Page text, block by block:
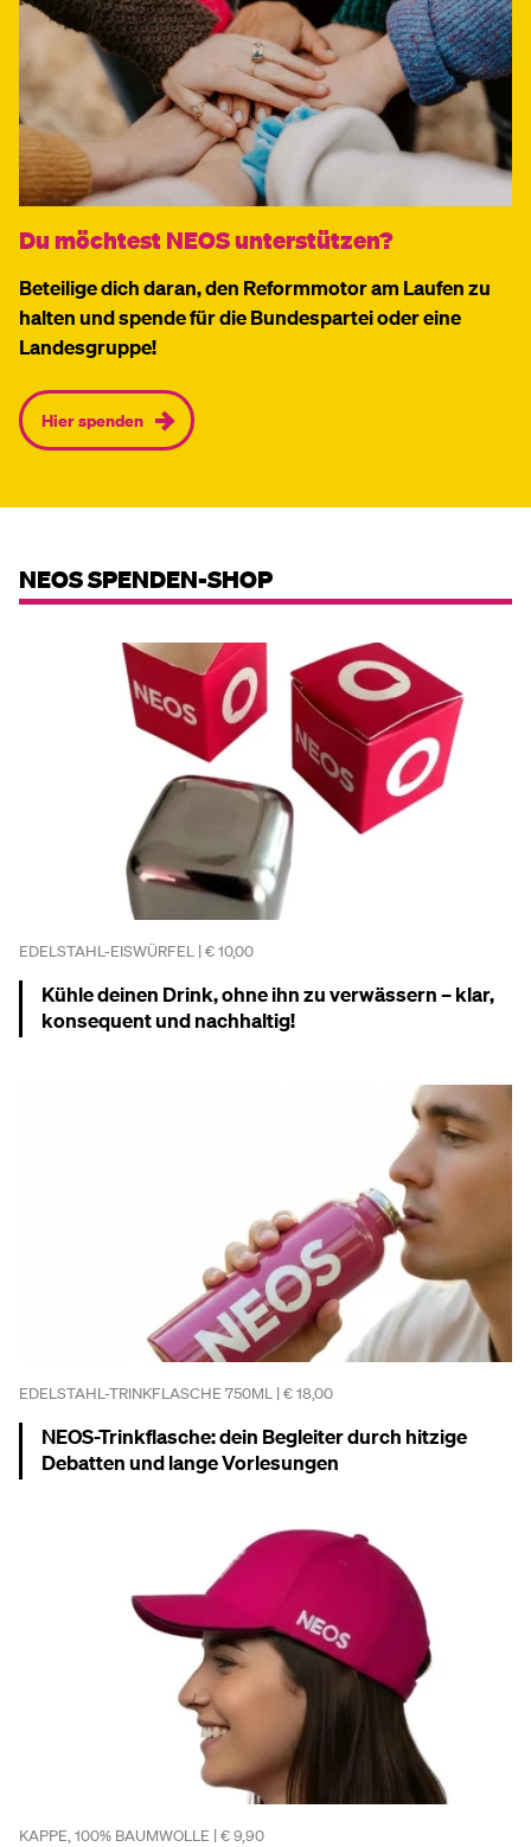
Du möchtest NEOS unterstützen?
Beteilige dich daran, den Reformmotor am Laufen zu
halten und spende für die Bundespartei oder eine
Landesgruppe!
Hier spenden
NEOS SPENDEN-SHOP
EDELSTAHL-EISWÜRFEL | € 10,00
Kühle deinen Drink, ohne ihn zu verwässern – klar,
konsequent und nachhaltig!
EDELSTAHL-TRINKFLASCHE 750ML | € 18,00
NEOS-Trinkflasche: dein Begleiter durch hitzige
Debatten und lange Vorlesungen
KAPPE, 100% BAUMWOLLE | € 9,90